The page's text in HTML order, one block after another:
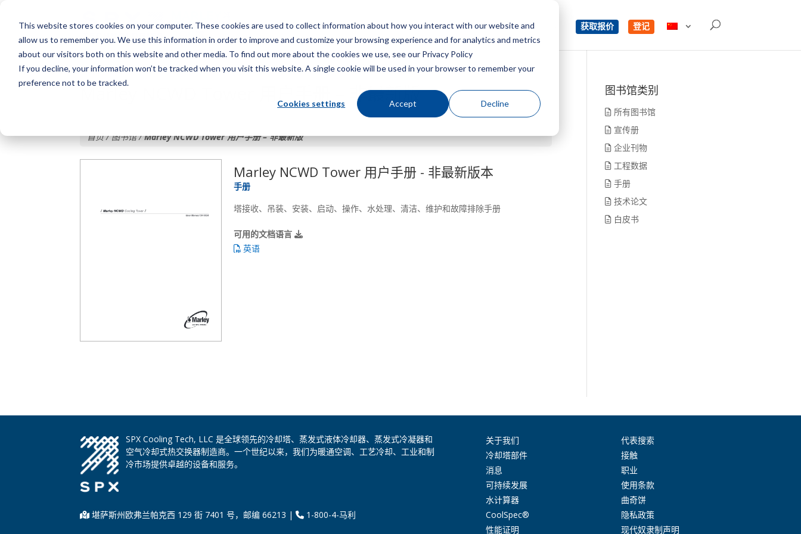
This website stores cookies on your computer. These cookies are used to collect information about how you interact with our website and
allow us to remember you. We use this information in order to improve and customize your browsing experience and for analytics and metrics
about our visitors both on this website and other media. To find out more about the cookies we use, see our Privacy Policy
If you decline, your information won’t be tracked when you visit this website. A single cookie will be used in your browser to remember your
preference not to be tracked.
Cookies settings Accept Decline
菜单 获取报价 登记
Marley NCWD Tower 用户手册 – 非最新版
首页 / 图书馆 /Marley NCWD Tower 用户手册 – 非最新版
Marley NCWD Tower 用户手册 - 非最新版本
手册
塔接收、吊装、安装、启动、操作、水处理、清洁、维护和故障排除手册
可用的文档语言
英语
图书馆类别
所有图书馆
宣传册
企业刊物
工程数据
手册
技术论文
白皮书
SPX Cooling Tech, LLC 是全球领先的冷却塔、蒸发式液体冷却器、蒸发式冷凝器和
空气冷却式热交换器制造商。一个世纪以来，我们为暖通空调、工艺冷却、工业和制
冷市场提供卓越的设备和服务。
堪萨斯州欧弗兰帕克西 129 街 7401 号，邮编 66213 | 1-800-4-马利
关于我们
冷却塔部件
消息
可持续发展
水计算器
CoolSpec®
性能证明
代表搜索
接触
职业
使用条款
曲奇饼
隐私政策
现代奴隶制声明